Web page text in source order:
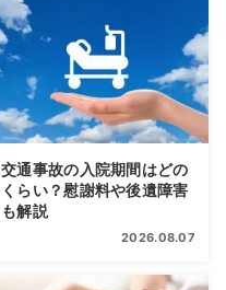
交通事故の入院期間はどの
くらい？慰謝料や後遺障害
も解説
2026.08.07